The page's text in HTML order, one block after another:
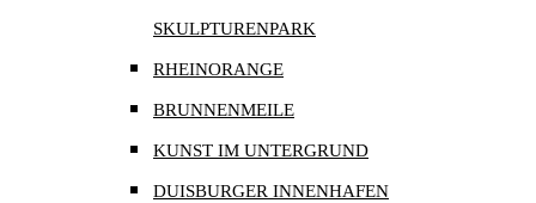
SKULPTURENPARK
RHEINORANGE
BRUNNENMEILE
KUNST IM UNTERGRUND
DUISBURGER INNENHAFEN